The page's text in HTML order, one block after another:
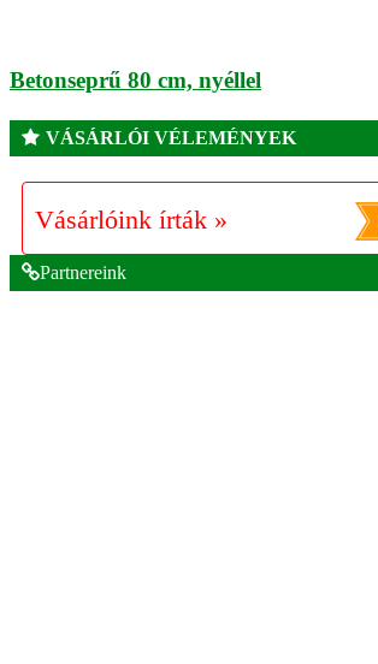
Betonseprű 80 cm, nyéllel
VÁSÁRLÓI VÉLEMÉNYEK
Vásárlóink írták »
Partnereink